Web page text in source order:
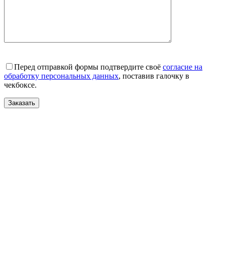
Перед отправкой формы подтвердите своё согласие на
обработку персональных данных, поставив галочку в
чекбоксе.